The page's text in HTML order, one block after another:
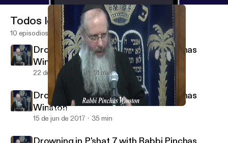
Drowning in P'shat 9 with Rabbi Pinchas Winston
Drowning In Pshat With Rabbi Pinchas Winston
Todos los episodios
10 episodios
Drowning in P'shat 9 with Rabbi Pinchas
Winston
22 de jun de 2017 51 min
Drowning in P'shat 8 with Rabbi Pinchas
Winston
15 de jun de 2017 35 min